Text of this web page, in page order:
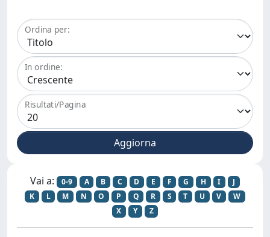
Ordina per:
In ordine:
Risultati/Pagina
Vai a: 0-9 A B C D E F G H I
J
K
L M N O P Q R S T U V
W
X
Y Z